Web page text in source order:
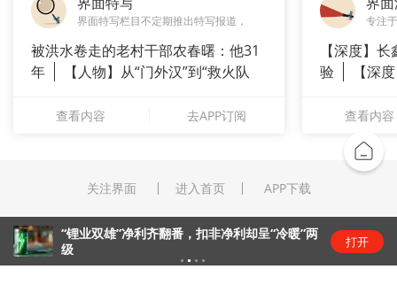
界面特写栏目不定期推出特写报道，
被洪水卷走的老村干部农春曙：他31
年
【人物】从“门外汉”到“救火队
查看内容 去APP订阅
专注
【深度】
验
【深
查看内容
关注界面 进入首页 APP下载
“锂业双雄”净利齐翻番，扣非净利却呈“冷暖”两
级
打开